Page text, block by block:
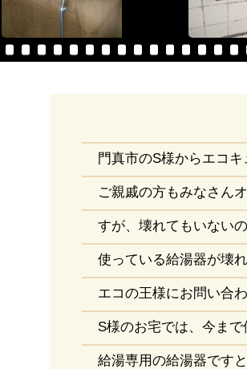
門真市のS様からエコキ
ご親戚の方もみなさん
すが、壊れてもいない
使っている給湯器が壊
エコの王様にお問い合
S様のお宅では、今ま
給湯専用の給湯器です